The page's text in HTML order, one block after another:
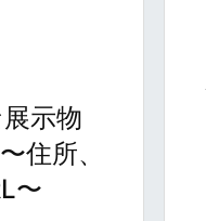
示物
住所、
〜